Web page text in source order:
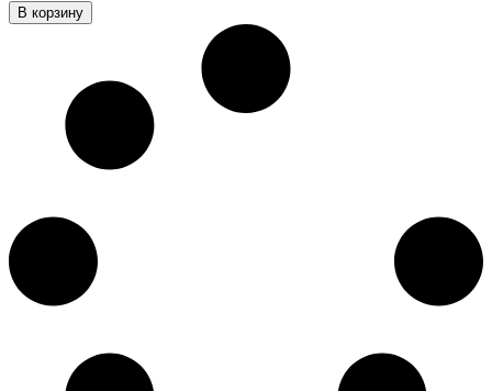
Roses
quantity
В корзину